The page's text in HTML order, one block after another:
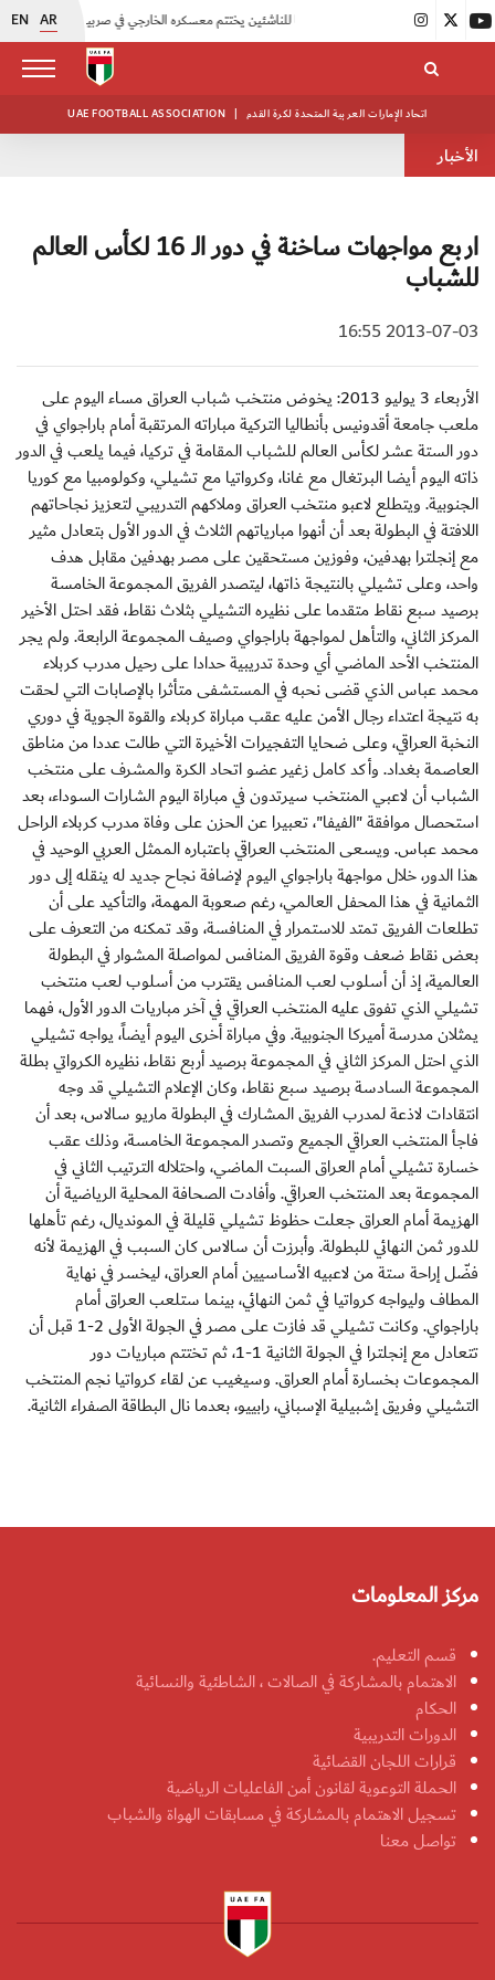
EN AR |
UAE FOOTBALL ASSOCIATION | اتحاد الإمارات العربية المتحدة لكرة القدم
الأخبار
اربع مواجهات ساخنة في دور الـ 16 لكأس العالم
للشباب
2013-07-03 16:55
الأربعاء 3 يوليو 2013: يخوض منتخب شباب العراق مساء اليوم على
ملعب جامعة أقدونيس بأنطاليا التركية مباراته المرتقبة أمام باراجواي في
دور الستة عشر لكأس العالم للشباب المقامة في تركيا، فيما يلعب في الدور
ذاته اليوم أيضا البرتغال مع غانا، وكرواتيا مع تشيلي، وكولومبيا مع كوريا
الجنوبية. ويتطلع لاعبو منتخب العراق وملاكهم التدريبي لتعزيز نجاحاتهم
اللافتة في البطولة بعد أن أنهوا مبارياتهم الثلاث في الدور الأول بتعادل مثير
مع إنجلترا بهدفين، وفوزين مستحقين على مصر بهدفين مقابل هدف
واحد، وعلى تشيلي بالنتيجة ذاتها، ليتصدر الفريق المجموعة الخامسة
برصيد سبع نقاط متقدما على نظيره التشيلي بثلاث نقاط، فقد احتل الأخير
المركز الثاني، والتأهل لمواجهة باراجواي وصيف المجموعة الرابعة. ولم يجر
المنتخب الأحد الماضي أي وحدة تدريبية حدادا على رحيل مدرب كربلاء
محمد عباس الذي قضى نحبه في المستشفى متأثرا بالإصابات التي لحقت
به نتيجة اعتداء رجال الأمن عليه عقب مباراة كربلاء والقوة الجوية في دوري
النخبة العراقي، وعلى ضحايا التفجيرات الأخيرة التي طالت عددا من مناطق
العاصمة بغداد. وأكد كامل زغير عضو اتحاد الكرة والمشرف على منتخب
الشباب أن لاعبي المنتخب سيرتدون في مباراة اليوم الشارات السوداء، بعد
استحصال موافقة "الفيفا"، تعبيرا عن الحزن على وفاة مدرب كربلاء الراحل
محمد عباس. ويسعى المنتخب العراقي باعتباره الممثل العربي الوحيد في
هذا الدور، خلال مواجهة باراجواي اليوم لإضافة نجاح جديد له ينقله إلى دور
الثمانية في هذا المحفل العالمي، رغم صعوبة المهمة، والتأكيد على أن
تطلعات الفريق تمتد للاستمرار في المنافسة، وقد تمكنه من التعرف على
بعض نقاط ضعف وقوة الفريق المنافس لمواصلة المشوار في البطولة
العالمية، إذ أن أسلوب لعب المنافس يقترب من أسلوب لعب منتخب
تشيلي الذي تفوق عليه المنتخب العراقي في آخر مباريات الدور الأول، فهما
يمثلان مدرسة أميركا الجنوبية. وفي مباراة أخرى اليوم أيضاً، يواجه تشيلي
الذي احتل المركز الثاني في المجموعة برصيد أربع نقاط، نظيره الكرواتي بطلة
المجموعة السادسة برصيد سبع نقاط، وكان الإعلام التشيلي قد وجه
انتقادات لاذعة لمدرب الفريق المشارك في البطولة ماريو سالاس، بعد أن
فاجأ المنتخب العراقي الجميع وتصدر المجموعة الخامسة، وذلك عقب
خسارة تشيلي أمام العراق السبت الماضي، واحتلاله الترتيب الثاني في
المجموعة بعد المنتخب العراقي. وأفادت الصحافة المحلية الرياضية أن
الهزيمة أمام العراق جعلت حظوظ تشيلي قليلة في المونديال، رغم تأهلها
للدور ثمن النهائي للبطولة. وأبرزت أن سالاس كان السبب في الهزيمة لأنه
فضّل إراحة ستة من لاعبيه الأساسيين أمام العراق، ليخسر في نهاية
المطاف وليواجه كرواتيا في ثمن النهائي، بينما ستلعب العراق أمام
باراجواي. وكانت تشيلي قد فازت على مصر في الجولة الأولى 2-1 قبل أن
تتعادل مع إنجلترا في الجولة الثانية 1-1، ثم تختتم مباريات دور
المجموعات بخسارة أمام العراق. وسيغيب عن لقاء كرواتيا نجم المنتخب
التشيلي وفريق إشبيلية الإسباني، رابييو، بعدما نال البطاقة الصفراء الثانية.
مركز المعلومات
قسم التعليم.
الاهتمام بالمشاركة في الصالات ، الشاطئية والنسائية
الحكام
الدورات التدريبية
قرارات اللجان القضائية
الحملة التوعوية لقانون أمن الفاعليات الرياضية
تسجيل الاهتمام بالمشاركة في مسابقات الهواة والشباب
تواصل معنا